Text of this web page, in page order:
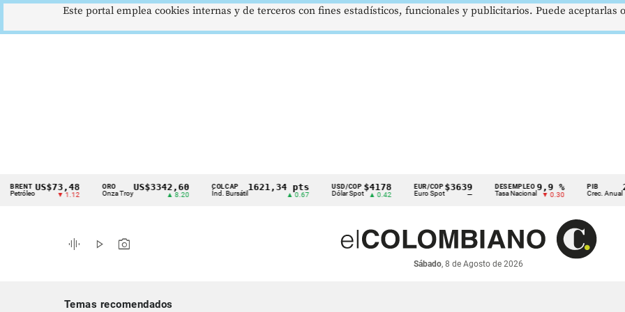
Cintillo
indicadores
económicos
US$73,48
▼ 1.12
ORO
Onza Troy
US$3342,60 COLCAP
Índ. Bursátil
1621,34 pts USD/COP
Dólar Spot
$4178
▲ 0.42
EUR/COP
Euro Spot
$3639
—
DESEMPLEO
Tasa Nacional
9,9 %
▼ 0.30
PIB
Crec. Anual
2,8 %
▲ 0.10
graphic_eq play_arrow photo_camera
Sábado, 8 de Agosto de 2026
Temas recomendados
Este portal emplea cookies internas y de terceros con fines estadísticos, funcionales y publicitarios. Puede aceptarlas